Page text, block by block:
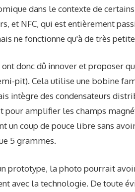
dans le contexte de
et NFC, qui est entièrement
ne fonctionne qu'à de très
donc dû innover et proposer
pit). Cela utilise une bobine
intègre des condensateurs
pour amplifier les champs
un coup de pouce libre sans
5 grammes.
prototype, la photo pourrait
avec la technologie. De toute